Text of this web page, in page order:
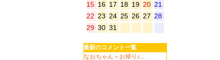
15 16 17 18 19 20 21
22 23 24 25 26 27 28
29 30 31
最新のコメント一覧
なおちゃん～お帰り♪...